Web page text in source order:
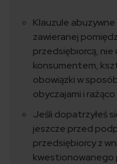
Klauzule
zawieranej
przedsiębiorcą,
konsumentem,
obowiązki w
obyczajami i
Jeśli dopatrzyłeś
jeszcze przed
przedsiębiorcy z
kwestionowanego